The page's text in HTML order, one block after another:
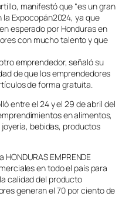
manifestó que “es un gran
Expocopán2024, ya que
esperado por Honduras en
con mucho talento y que
emprendedor, señaló su
de que los emprendedores
de forma gratuita.
entre el 24 y el 29 de abril del
en alimentos,
bebidas, productos
HONDURAS EMPRENDE
en todo el país para
calidad del producto
generan el 70 por ciento de